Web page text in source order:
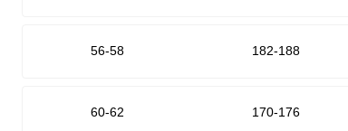
56-58 182-188
60-62 170-176